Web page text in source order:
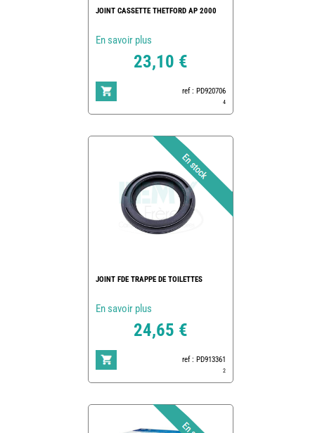
JOINT CASSETTE THETFORD AP 2000
En savoir plus
23,10 €
ref : PD920706
4
JOINT FDE TRAPPE DE TOILETTES
En savoir plus
24,65 €
ref : PD913361
2